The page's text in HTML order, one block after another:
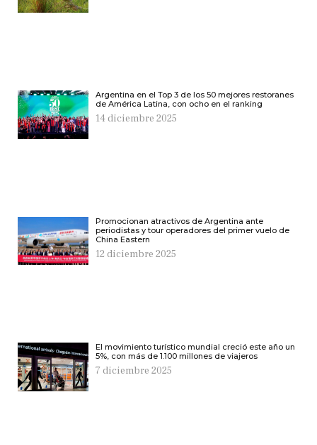
Argentina en el Top 3 de los 50 mejores restoranes
de América Latina, con ocho en el ranking
14 diciembre 2025
Promocionan atractivos de Argentina ante
periodistas y tour operadores del primer vuelo de
China Eastern
12 diciembre 2025
El movimiento turístico mundial creció este año un
5%, con más de 1.100 millones de viajeros
7 diciembre 2025